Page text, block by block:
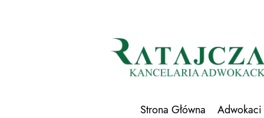
Strona Główna Adwokaci